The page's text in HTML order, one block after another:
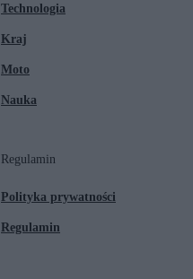
Technologia
Kraj
Moto
Nauka
Regulamin
Polityka prywatności
Regulamin